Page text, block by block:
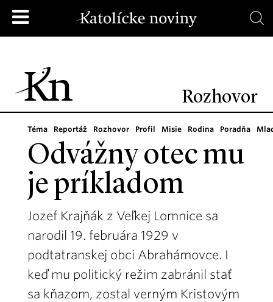
Rozhovor
Téma Reportáž Rozhovor Profil Misie Rodina Poradňa
Odvážny otec mu
je príkladom
Jozef Krajňák z Veľkej Lomnice sa
narodil 19. februára 1929 v
podtatranskej obci Abrahámovce. I
keď mu politický režim zabránil stať
sa kňazom, zostal verným Kristovým